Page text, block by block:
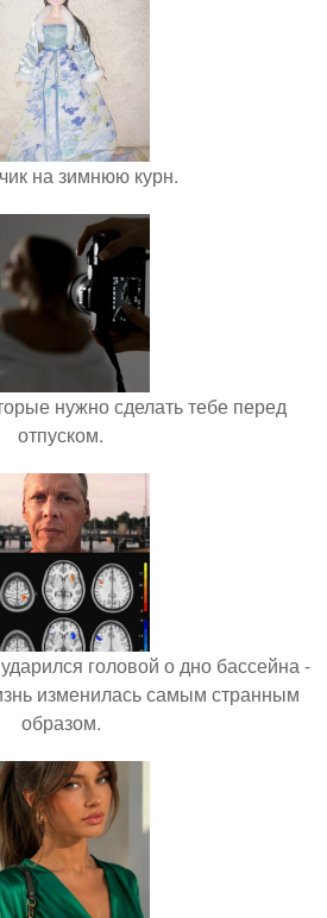
на зимнюю курн.
нужно сделать тебе перед
отпуском.
головой о дно бассейна -
изменилась самым странным
образом.